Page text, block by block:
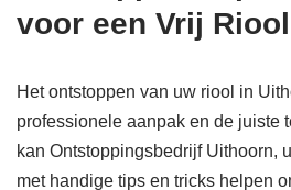
voor een Vrij Riool
Het ontstoppen van uw riool in
professionele aanpak en de juiste
kan Ontstoppingsbedrijf Uithoorn,
met handige tips en tricks helpen